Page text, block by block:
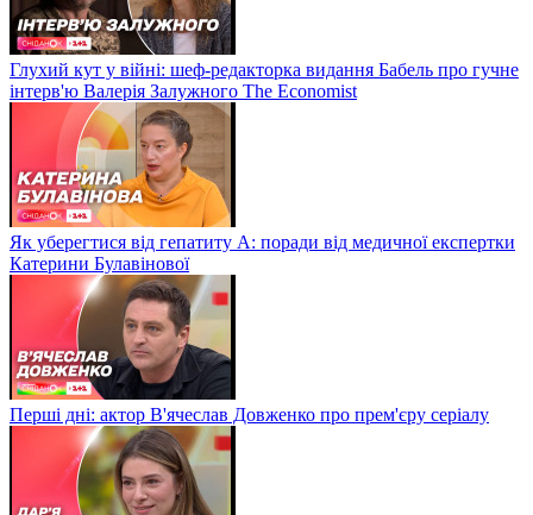
Глухий кут у війні: шеф-редакторка видання Бабель про гучне
інтерв'ю Валерія Залужного The Economist
Як уберегтися від гепатиту А: поради від медичної експертки
Катерини Булавінової
Перші дні: актор В'ячеслав Довженко про прем'єру серіалу